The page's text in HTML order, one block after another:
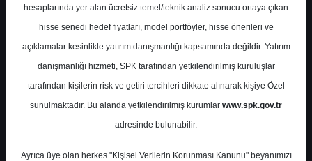
ISCTR- TÜRKİYE İŞ BANKASI
A.Ş.
Hedef Fiyat 13.00 ₺
Getiri
%0.00
0 0
hesaplarında yer alan ücretsiz temel/teknik analiz sonucu ortaya çıkan
hisse senedi hedef fiyatları, model portföyler, hisse önerileri ve
açıklamalar kesinlikle yatırım danışmanlığı kapsamında değildir. Yatırım
danışmanlığı hizmeti, SPK tarafından yetkilendirilmiş kuruluşlar
tarafından kişilerin risk ve getiri tercihleri dikkate alınarak kişiye Özel
sunulmaktadır. Bu alanda yetkilendirilmiş kurumlar www.spk.gov.tr
adresinde bulunabilir.
Ayrıca üye olan herkes "Kişisel Verilerin Korunması Kanunu" beyanımızı